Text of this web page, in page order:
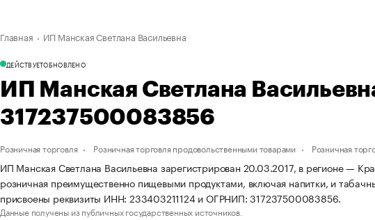
Главная ИП Манская Светлана Васильевна
ДЕЙСТВУЕТОБНОВЛЕНО
ИП Манская Светлана
317237500083856
Розничная торговля Розничная торговля продовольственными товарами Розничная
ИП Манская Светлана Васильевна зарегистрирован 20.03.2017, в регионе —
розничная преимущественно пищевыми продуктами, включая напитки, и
присвоены реквизиты ИНН: 233403211124 и ОГРНИП: 317237500083856.
Данные получены из публичных государственных источников.